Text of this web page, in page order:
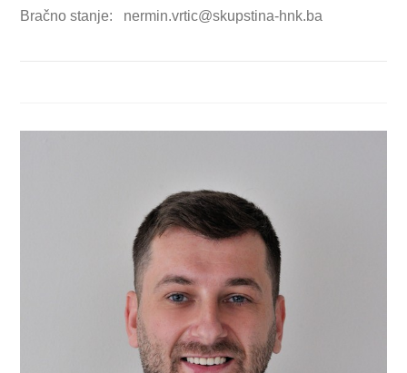
Bračno stanje: nermin.vrtic@skupstina-hnk.ba